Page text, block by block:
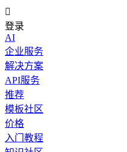

登录
AI
企业服务
解决方案
API服务
推荐
模板社区
价格
入门教程